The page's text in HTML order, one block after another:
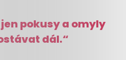
jen pokusy a omyly
dál.“